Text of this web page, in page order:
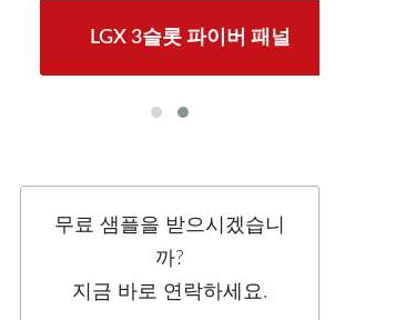
LGX 3슬롯 파이버 패널
무료 샘플을 받으시겠습니
까?
지금 바로 연락하세요.